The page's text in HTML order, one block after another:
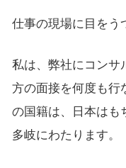
仕事の現場に目をう
私は、弊社にコンサ
方の面接を何度も行
の国籍は、日本はも
多岐にわたります。